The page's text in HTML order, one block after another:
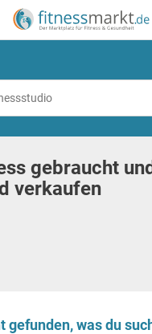
gebraucht
verkaufen
gefunden, was du